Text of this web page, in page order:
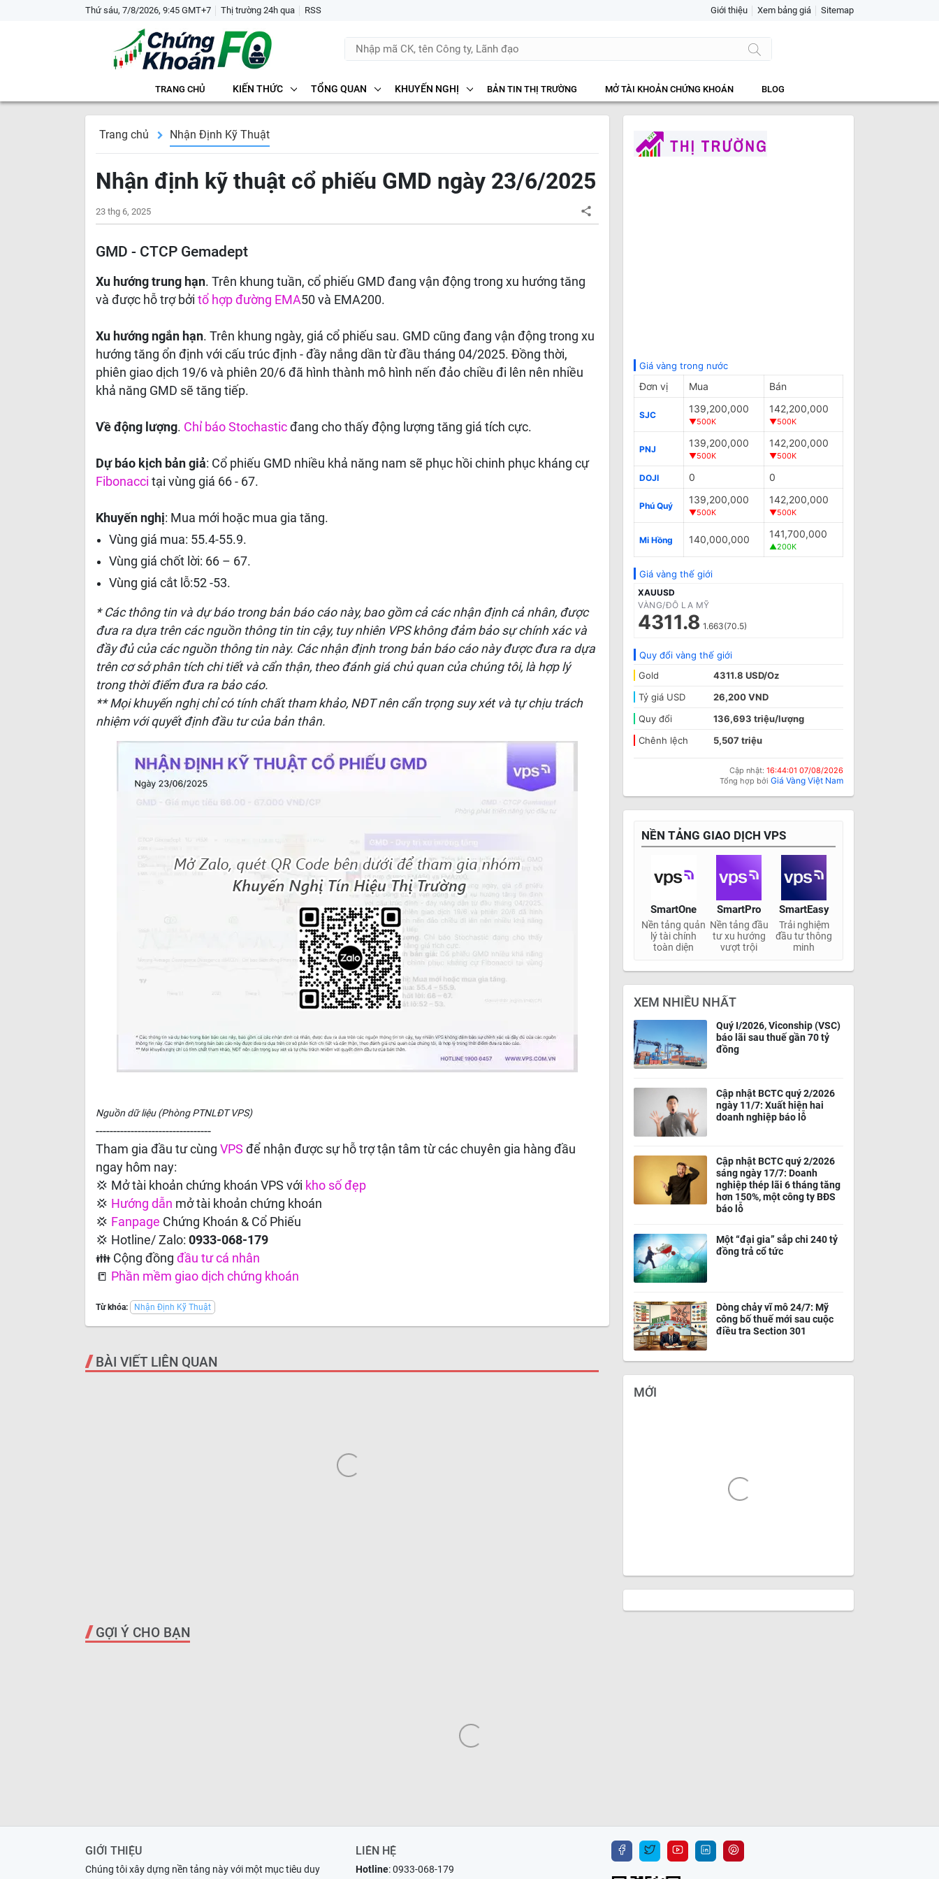
Thứ sáu, 7/8/2026, 9:45 GMT+7 Thị trường 24h qua RSS Giới thiệu Xem bảng giá Sitemap
TRANG CHỦ KIẾN THỨC TỔNG QUAN KHUYẾN NGHỊ BẢN TIN THỊ TRƯỜNG MỞ TÀI KHOẢN CHỨNG KHOÁN BLOG
Trang chủ Nhận Định Kỹ Thuật
Nhận định kỹ thuật cổ phiếu GMD ngày 23/6/2025
23 thg 6, 2025
GMD - CTCP Gemadept
Xu hướng trung hạn. Trên khung tuần, cổ phiếu GMD đang vận động trong xu hướng tăng
và được hỗ trợ bởi tổ hợp đường EMA50 và EMA200.
Xu hướng ngắn hạn. Trên khung ngày, giá cổ phiếu sau. GMD cũng đang vận động trong xu
hướng tăng ổn định với cấu trúc định - đầy nắng dần từ đầu tháng 04/2025. Đồng thời,
phiên giao dịch 19/6 và phiên 20/6 đã hình thành mô hình nến đảo chiều đi lên nên nhiều
khả năng GMD sẽ tăng tiếp.
Về động lượng. Chỉ báo Stochastic đang cho thấy động lượng tăng giá tích cực.
Dự báo kịch bản giả: Cổ phiếu GMD nhiều khả năng nam sẽ phục hồi chinh phục kháng cự
Fibonacci tại vùng giá 66 - 67.
Khuyến nghị: Mua mới hoặc mua gia tăng.
Vùng giá mua: 55.4-55.9.
Vùng giá chốt lời: 66 – 67.
Vùng giá cắt lỗ:52 -53.
* Các thông tin và dự báo trong bản báo cáo này, bao gồm cả các nhận định cả nhân, được
đưa ra dựa trên các nguồn thông tin tin cậy, tuy nhiên VPS không đảm bảo sự chính xác và
đầy đủ của các nguồn thông tin này. Các nhận định trong bản báo cáo này được đưa ra dựa
trên cơ sở phân tích chi tiết và cẩn thận, theo đánh giá chủ quan của chúng tôi, là hợp lý
trong thời điểm đưa ra bảo cáo.
** Mọi khuyến nghị chỉ có tính chất tham khảo, NĐT nên cẩn trọng suy xét và tự chịu trách
nhiệm với quyết định đầu tư của bản thân.
Nguồn dữ liệu (Phòng PTNLĐT VPS)
---------------------------------
Tham gia đầu tư cùng VPS để nhận được sự hỗ trợ tận tâm từ các chuyên gia hàng đầu
ngay hôm nay:
💢 Mở tài khoản chứng khoán VPS với kho số đẹp
💢 Hướng dẫn mở tài khoản chứng khoán
💢 Fanpage Chứng Khoán & Cổ Phiếu
💢 Hotline/ Zalo: 0933-068-179
👪 Cộng đồng đầu tư cá nhân
📒 Phần mềm giao dịch chứng khoán
Từ khóa: Nhận Định Kỹ Thuật
BÀI VIẾT LIÊN QUAN
Giá vàng trong nước
Đơn vị Mua Bán
SJC
139,200,000
▼500K
142,200,000
▼500K
PNJ
139,200,000
▼500K
142,200,000
▼500K
DOJI 0 0
Phú Quý
139,200,000
▼500K
142,200,000
▼500K
Mi Hồng 140,000,000 141,700,000
▲200K
Giá vàng thế giới
XAUUSD
VÀNG/ĐÔ LA MỸ
4311.8 1.663(70.5)
Quy đổi vàng thế giới
Gold
4311.8 USD/Oz
Tỷ giá USD
26,200 VND
Quy đổi
136,693 triệu/lượng
Chênh lệch
5,507 triệu
Cập nhật: 16:44:01 07/08/2026
Tổng hợp bởi Giá Vàng Việt Nam
NỀN TẢNG GIAO DỊCH VPS
SmartOne SmartPro SmartEasy
Nền tảng quản
lý tài chính
toàn diện
Nền tảng đầu
tư xu hướng
vượt trội
Trải nghiệm
đầu tư thông
minh
XEM NHIỀU NHẤT
Quý I/2026, Viconship (VSC)
báo lãi sau thuế gần 70 tỷ
đồng
Cập nhật BCTC quý 2/2026
ngày 11/7: Xuất hiện hai
doanh nghiệp báo lỗ
Cập nhật BCTC quý 2/2026
sáng ngày 17/7: Doanh
nghiệp thép lãi 6 tháng tăng
hơn 150%, một công ty BĐS
báo lỗ
Một “đại gia” sắp chi 240 tỷ
đồng trả cổ tức
Dòng chảy vĩ mô 24/7: Mỹ
công bố thuế mới sau cuộc
điều tra Section 301
MỚI
GỢI Ý CHO BẠN
GIỚI THIỆU
Chúng tôi xây dựng nền tảng này với một mục tiêu duy
LIÊN HỆ
Hotline:0933-068-179